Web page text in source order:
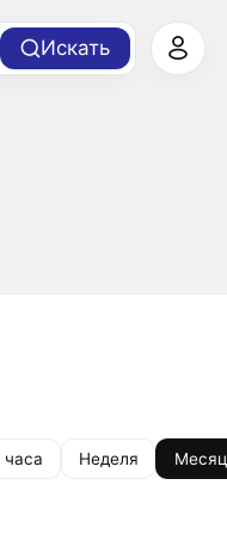
Искать
часа Неделя Месяц